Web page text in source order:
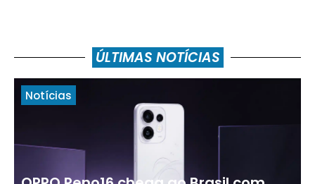
ÚLTIMAS NOTÍCIAS
Notícias